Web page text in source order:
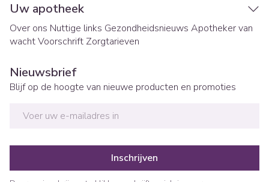
Uw apotheek
Over ons Nuttige links Gezondheidsnieuws Apotheker van
wachtVoorschrift Zorgtarieven
Nieuwsbrief
Blijf op de hoogte van nieuwe producten en promoties
Inschrijven